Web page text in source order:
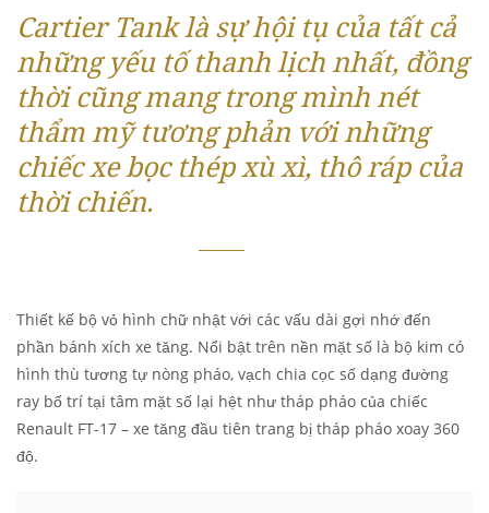
Cartier Tank là sự hội tụ của tất cả
những yếu tố thanh lịch nhất, đồng
thời cũng mang trong mình nét
thẩm mỹ tương phản với những
chiếc xe bọc thép xù xì, thô ráp của
thời chiến.
Thiết kế bộ vỏ hình chữ nhật với các vấu dài gợi nhớ đến
phần bánh xích xe tăng. Nổi bật trên nền mặt số là bộ kim có
hình thù tương tự nòng pháo, vạch chia cọc số dạng đường
ray bố trí tại tâm mặt số lại hệt như tháp pháo của chiếc
Renault FT-17 – xe tăng đầu tiên trang bị tháp pháo xoay 360
độ.